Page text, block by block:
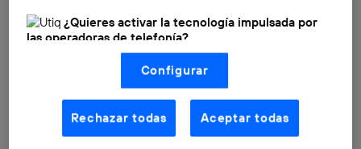
equipos adicionales.
¿Quieres activar la tecnología impulsada por
las operadoras de telefonía?
Nosotros, Telefónica S.A., utilizamos la tecnología Utiq para
realizar nuestras acciones de marketing digital o análisis
(como se describe en este aviso de consentimiento)
basadas en tu navegación en nuestra(s) web(s)
aquí(solo cuando utilizas una conexión a
internet habilitada , proporcionada por una de las
operadoras de telefonía participantes, y otorgas tu
Configurar
Rechazar todas Aceptar todas